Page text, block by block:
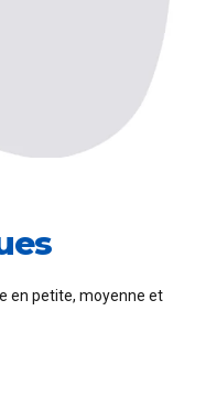
en petite, moyenne et